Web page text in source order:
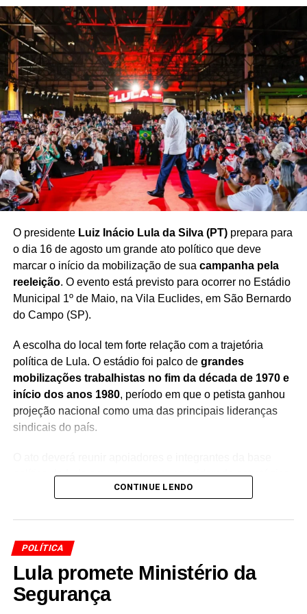
18 de agosto, com decisão prevista para o dia27 . Até lá,
ela seguirá detida.
Redação Saiba+
CARLA ZAMBELLI
CONSELHO NACIONAL DE JUSTIÇA
CONSTRANGIMENTO ILEGAL
ELEIÇÕES 2022
EXTRADIÇÃO
GILMAR MENDES
JAIR BOLSONARO
KASSIO NUNES MARQUES
PERDA DE MANDATO
PORTE ILEGAL DE ARMA
PRISÃO NA ITÁLIA STF
PRÓXIMO
Roma elogia pré-candidatura de Raíssa Soares e
Capitão Alden acusa Duda Salabert de adulterar
discurso e anuncia ação judicial
O presidente Luiz Inácio Lula da Silva (PT)prepara para
o dia 16 de agosto um grande ato político que deve
marcar o início da mobilização de sua campanha pela
reeleição. O evento está previsto para ocorrer no Estádio
Municipal 1º de Maio, na Vila Euclides, em São Bernardo
do Campo (SP).
A escolha do local tem forte relação com a trajetória
política de Lula. O estádio foi palco de grandes
mobilizações trabalhistas no fim da década de 1970 e
início dos anos 1980, período em que o petista ganhou
projeção nacional como uma das principais lideranças
sindicais do país.
política de Lula em um momento considerado estratégico
para a disputa eleitoral. A expectativa é de que o encontro
política do presidente e os próximos passos de seu
projeto eleitoral.
A realização do evento emSão Bernardo do Campo
resgata um dos principais símbolos da história política de
Lula. Foi na região do ABC paulista que o petista
CONTINUE LENDO
POLÍTICA
Lula promete Ministério da
Segurança